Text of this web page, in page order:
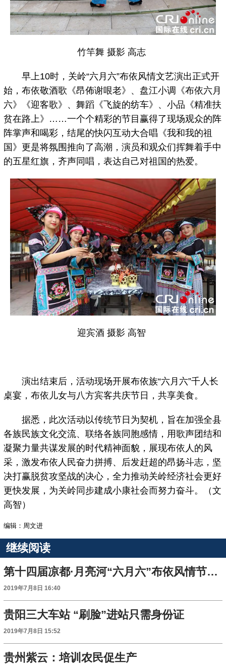
竹竿舞 摄影 高志
早上10时，关岭“六月六”布依风情文艺演出正式开
始，布依敬酒歌《昂佈谢哏老》、盘江小调《布依六月
六》《迎客歌》、舞蹈《飞旋的纺车》、小品《精准扶
贫在路上》……一个个精彩的节目赢得了现场观众的阵
阵掌声和喝彩，结尾的快闪互动大合唱《我和我的祖
国》更是将氛围推向了高潮，演员和观众们挥舞着手中
的五星红旗，齐声同唱，表达自己对祖国的热爱。
迎宾酒 摄影 高智
演出结束后，活动现场开展布依族“六月六”千人长
桌宴，布依儿女与八方宾客共庆节日，共享美食。
据悉，此次活动以传统节日为契机，旨在加强全县
各族民族文化交流、联络各族同胞感情，用歌声团结和
凝聚力量共谋发展的时代精神面貌，展现布依人的风
采，激发布依人民奋力拼搏、后发赶超的昂扬斗志，坚
决打赢脱贫攻坚战的决心，全力推动关岭经济社会更好
更快发展，为关岭同步建成小康社会而努力奋斗。（文
高智）
编辑：周文进
继续阅读
第十四届凉都·月亮河“六月六”布依风情节在贵州六枝特区举行
2019年7月8日 16:40
贵阳三大车站 “刷脸”进站只需身份证
2019年7月8日 15:52
贵州紫云：培训农民促生产